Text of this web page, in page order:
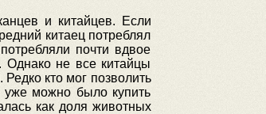
и китайцев. Если
китаец потреблял
почти вдвое
Однако не все китайцы
кто мог позволить
уже можно было купить
как доля животных